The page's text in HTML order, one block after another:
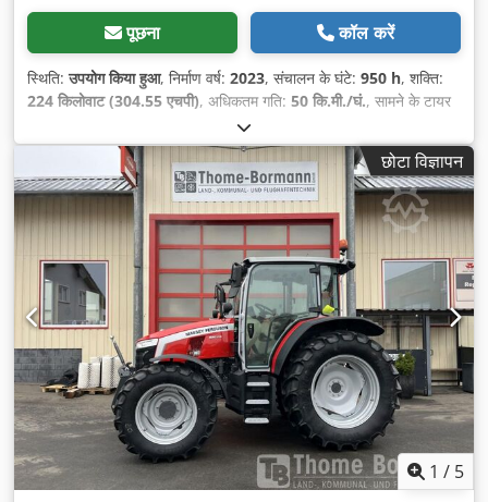
पूछना कॉल करें
स्थिति:उपयोग किया हुआ, निर्माण वर्ष: 2023, संचालन के घंटे: 950 h, शक्ति:
224 किलोवाट (304.55 एचपी), अधिकतम गति: 50 कि.मी./घं., सामने के टायर
, रियर टायर का आकार:
0%, टायर का आकार:710/70 R42, बिस्तरों की संख्या:43,
छोटा विज्ञापन
1 / 5